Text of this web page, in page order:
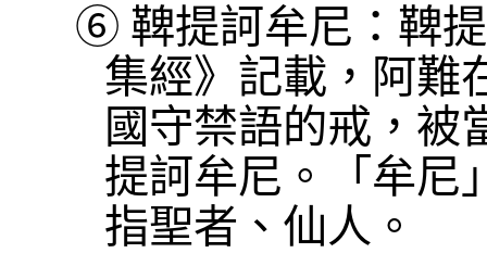
⑥ 鞞提訶牟尼：鞞
集經》記載，阿難
國守禁語的戒，被
提訶牟尼。「牟尼
指聖者、仙人。